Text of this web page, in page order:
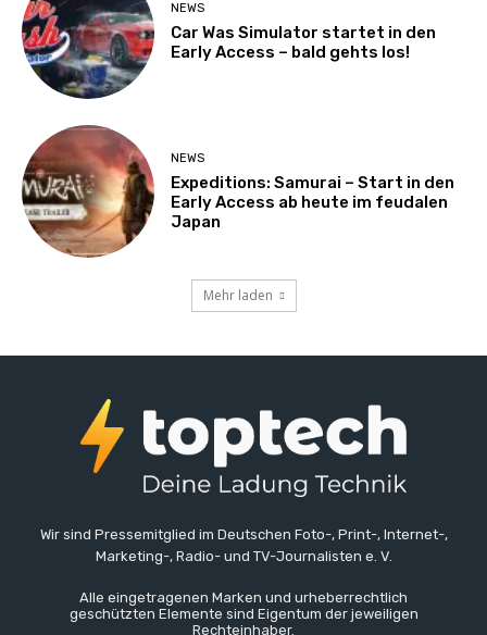
NEWS
Car Was Simulator startet in den
Early Access – bald gehts los!
NEWS
Expeditions: Samurai – Start in den
Early Access ab heute im feudalen
Japan
Mehr laden
Wir sind Pressemitglied im Deutschen Foto-, Print-, Internet-,
Marketing-, Radio- und TV-Journalisten e. V.
Alle eingetragenen Marken und urheberrechtlich
geschützten Elemente sind Eigentum der jeweiligen
Rechteinhaber.